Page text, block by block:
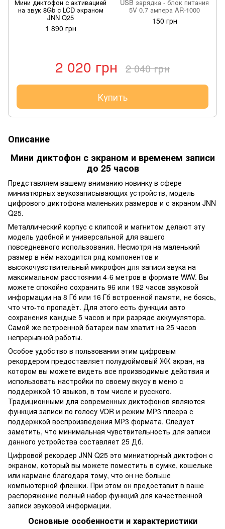
Мини диктофон с активацией
на звук 8Gb с LCD экраном
JNN Q25
1 890 грн
USB зарядка - блок питания
5V 0.7 ампера AR-1000
150 грн
2 020 грн 2 040 грн
Купить
Описание
Мини диктофон с экраном и временем записи
до 25 часов
Представляем вашему вниманию новинку в сфере
миниатюрных звукозаписывающих устройств, модель
цифрового диктофона маленьких размеров и с экраном JNN
Q25.
Металлический корпус с клипсой и магнитом делают эту
модель удобной и универсальной для вашего
повседневного использования. Несмотря на маленький
размер в нём находится ряд компонентов и
высокочувствительный микрофон для записи звука на
максимальном расстоянии 4-6 метров в формате WAV. Вы
можете спокойно сохранить 96 или 192 часов звуковой
информации на 8 Гб или 16 Гб встроенной памяти, не боясь,
что что-то пропадёт. Для этого есть функции авто
сохранения каждые 5 часов и при разряде аккумулятора.
Самой же встроенной батареи вам хватит на 25 часов
непрерывной работы.
Особое удобство в пользовании этим цифровым
рекордером предоставляет полудюймовый ЖК экран, на
котором вы можете видеть все производимые действия и
использовать настройки по своему вкусу в меню с
поддержкой 10 языков, в том числе и русского.
Традиционными для современных диктофонов являются
функция записи по голосу VOR и режим МР3 плеера с
поддержкой воспроизведения МР3 формата. Следует
заметить, что минимальная чувствительность для записи
данного устройства составляет 25 Дб.
Цифровой рекордер JNN Q25 это миниатюрный диктофон с
экраном, который вы можете поместить в сумке, кошельке
или кармане благодаря тому, что он не больше
компьютерной флешки. При этом он предоставит в ваше
распоряжение полный набор функций для качественной
записи звуковой информации.
Основные особенности и характеристики